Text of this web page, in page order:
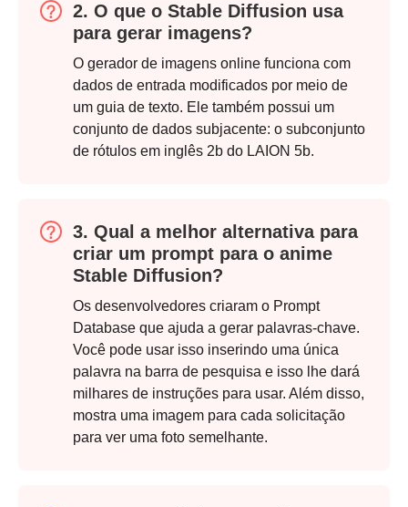
Passo 2.
2. O que o Stable Diffusion usa
para gerar imagens?
O gerador de imagens online funciona com
dados de entrada modificados por meio de
um guia de texto. Ele também possui um
conjunto de dados subjacente: o subconjunto
de rótulos em inglês 2b do LAION 5b.
3. Qual a melhor alternativa para
criar um prompt para o anime
Stable Diffusion?
Os desenvolvedores criaram o Prompt
Database que ajuda a gerar palavras-chave.
Você pode usar isso inserindo uma única
palavra na barra de pesquisa e isso lhe dará
milhares de instruções para usar. Além disso,
mostra uma imagem para cada solicitação
para ver uma foto semelhante.